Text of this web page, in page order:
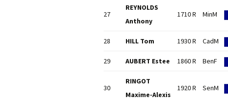
27
REYNOLDS
Anthony
1710 R MinM
28 HILL Tom 1930 R CadM
29 AUBERT Estee 1860 R BenF
30
RINGOT
Maxime-Alexis
1920 R SenM